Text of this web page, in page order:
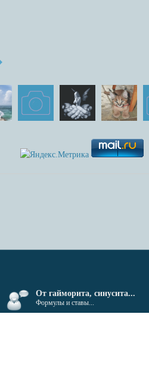
От гайморита, синусита...
Формулы и ставы...